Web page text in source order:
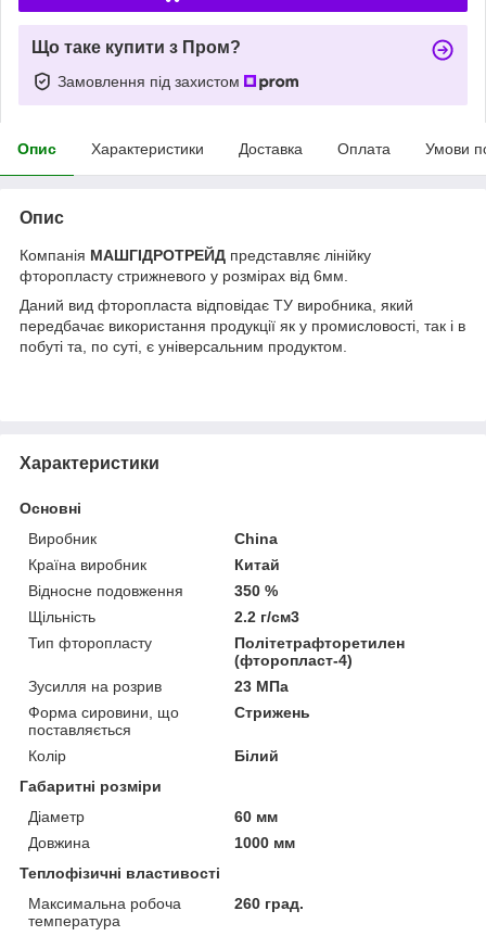
Що таке купити з Пром?
Замовлення під захистом
Опис Характеристики Доставка Оплата Умови
Опис
Компанія МАШГІДРОТРЕЙД представляє лінійку
фторопласту стрижневого у розмірах від 6мм.
Даний вид фторопласта відповідає ТУ виробника, який
передбачає використання продукції як у промисловості, так і в
побуті та, по суті, є універсальним продуктом.
Характеристики
Основні
Виробник
China
Країна виробник
Китай
Відносне подовження
350 %
Щільність
2.2 г/см3
Тип фторопласту
Політетрафторетилен
(фторопласт-4)
Зусилля на розрив
23 МПа
Форма сировини, що
поставляється
Стрижень
Колір
Білий
Габаритні розміри
Діаметр
60 мм
Довжина
1000 мм
Теплофізичні властивості
Максимальна робоча
температура
260 град.